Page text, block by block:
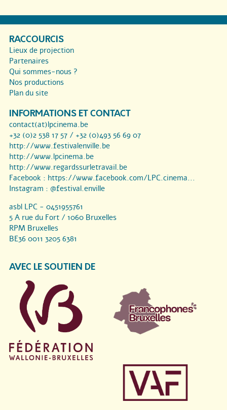
RACCOURCIS
Lieux de projection
Partenaires
Qui sommes-nous ?
Nos productions
Plan du site
INFORMATIONS ET CONTACT
contact(at)lpcinema.be
+32 (0)2 538 17 57 / +32 (0)493 56 69 07
http://www.festivalenville.be
http://www.lpcinema.be
http://www.regardssurletravail.be
Facebook : https://www.facebook.com/LPC.cinema...
Instagram : @festival.enville
asbl LPC - 0451955761
5 A rue du Fort / 1060 Bruxelles
RPM Bruxelles
BE36 0011 3205 6381
AVEC LE SOUTIEN DE